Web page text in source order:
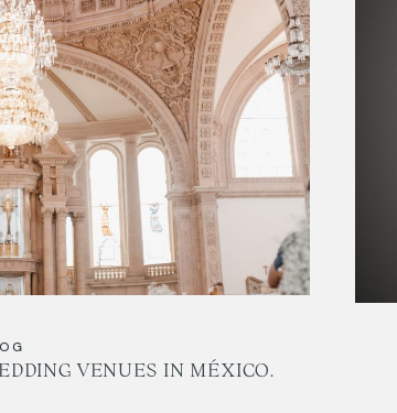
VENUES IN MÉXICO.